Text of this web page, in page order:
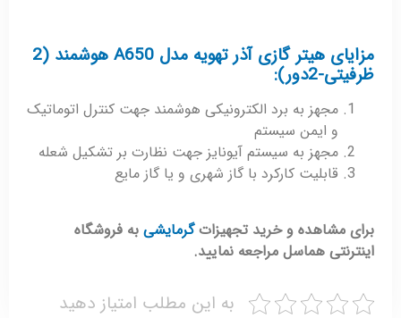
مزایای هیتر گازی آذر تهویه مدل A650 هوشمند (2
ظرفیتی-2دور):
مجهز به برد الکترونیکی هوشمند جهت کنترل اتوماتیک
و ایمن سیستم
مجهز به سیستم آیونایز جهت نظارت بر تشکیل شعله
قابلیت کارکرد با گاز شهری و یا گاز مایع
برای مشاهده و خرید تجهیزاتگرمایشی به فروشگاه
اینترنتی هماسل مراجعه نمایید.
به این مطلب امتیاز دهید